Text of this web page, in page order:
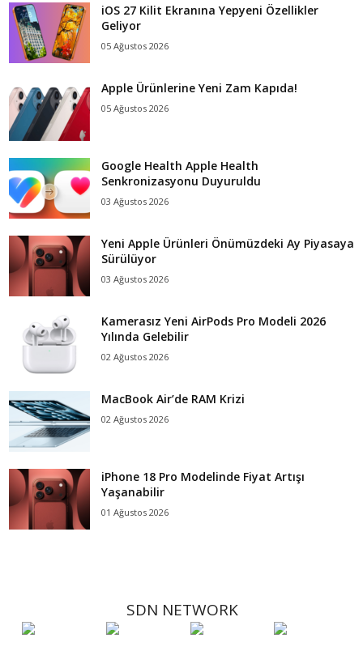
iOS 27 Kilit Ekranına Yepyeni Özellikler
Geliyor
05 Ağustos 2026
Apple Ürünlerine Yeni Zam Kapıda!
05 Ağustos 2026
Google Health Apple Health
Senkronizasyonu Duyuruldu
03 Ağustos 2026
Yeni Apple Ürünleri Önümüzdeki Ay Piyasaya
Sürülüyor
03 Ağustos 2026
Kamerasız Yeni AirPods Pro Modeli 2026
Yılında Gelebilir
02 Ağustos 2026
MacBook Air’de RAM Krizi
02 Ağustos 2026
iPhone 18 Pro Modelinde Fiyat Artışı
Yaşanabilir
01 Ağustos 2026
SDN NETWORK